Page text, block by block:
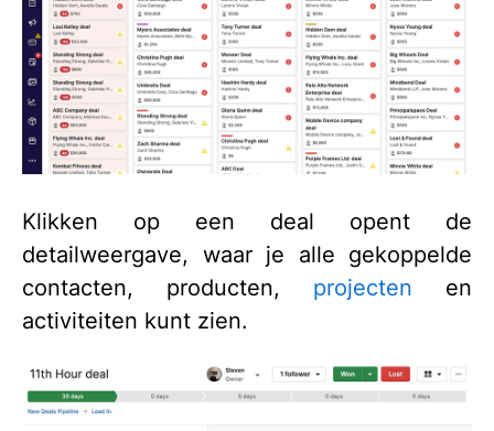
Klikken op een deal opent de
detailweergave, waar je alle gekoppelde
contacten, producten, projecten en
activiteiten kunt zien.